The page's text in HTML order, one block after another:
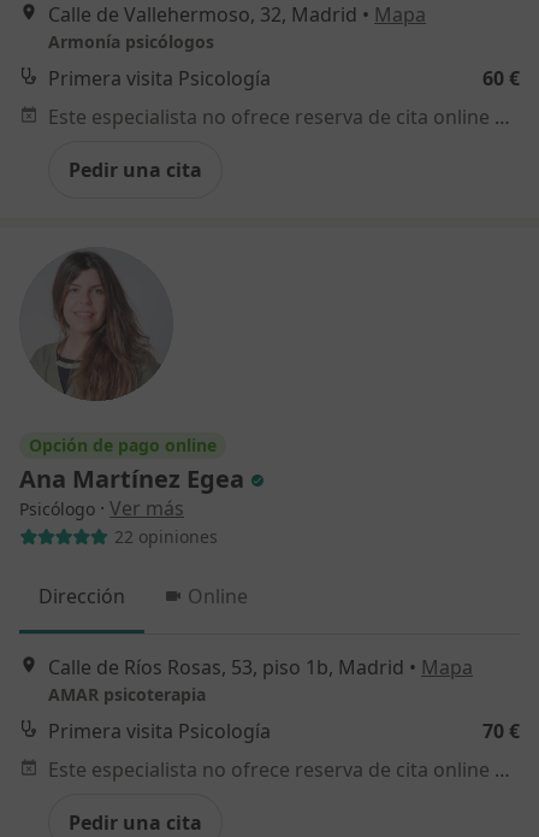
Calle de Vallehermoso, 32, Madrid • Mapa
Armonía psicólogos
Primera visita Psicología
60 €
Este especialista no ofrece reserva de cita online en esta dirección.
Pedir una cita
Opción de pago online
Ana Martínez Egea
Psicólogo · Ver más
22 opiniones
Dirección Online
Calle de Ríos Rosas, 53, piso 1b, Madrid • Mapa
AMAR psicoterapia
Primera visita Psicología
70 €
Este especialista no ofrece reserva de cita online en esta dirección.
Pedir una cita